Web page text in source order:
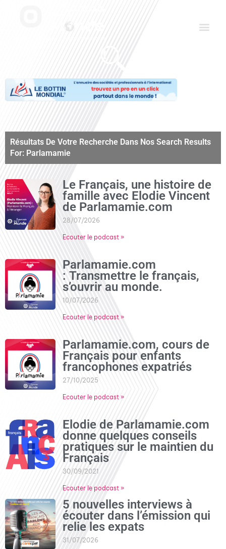
Résultats De Votre Recherche Dans Nos Search Results
For: Parlamamie
Le Français, une histoire de
famille avec Elodie Vincent
de Parlamamie.com
28/07/2026
Ecouter le podcast »
Parlamamie.com
: Transmettre le français,
s’ouvrir au monde.
10/07/2026
Ecouter le podcast »
Parlamamie.com, cours de
Français pour enfants
francophones expatriés
27/10/2025
Ecouter le podcast »
Elodie de Parlamamie.com
donne quelques conseils
pratiques sur le maintien du
Français
30/09/2021
Ecouter le podcast »
5 nouvelles interviews à
écouter dans l’émission qui
relie les expats
31/07/2026